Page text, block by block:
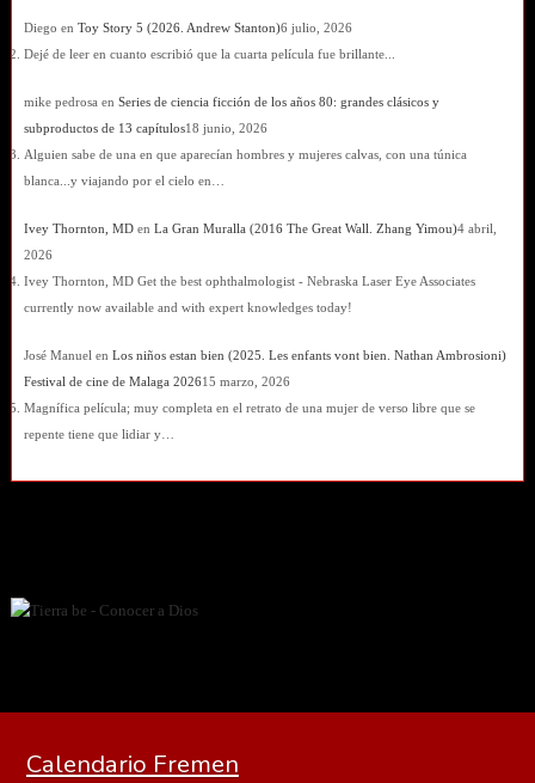
Diego en Toy Story 5 (2026. Andrew Stanton)6 julio, 2026
Dejé de leer en cuanto escribió que la cuarta película fue brillante...
mike pedrosa en Series de ciencia ficción de los años 80: grandes clásicos y
subproductos de 13 capítulos18 junio, 2026
Alguien sabe de una en que aparecían hombres y mujeres calvas, con una túnica
blanca...y viajando por el cielo en…
Ivey Thornton, MDen La Gran Muralla (2016 The Great Wall. Zhang Yimou)4 abril,
2026
Ivey Thornton, MD Get the best ophthalmologist - Nebraska Laser Eye Associates
currently now available and with expert knowledges today!
José Manuel en Los niños estan bien (2025. Les enfants vont bien. Nathan Ambrosioni)
Festival de cine de Malaga 202615 marzo, 2026
Magnífica película; muy completa en el retrato de una mujer de verso libre que se
repente tiene que lidiar y…
Calendario Fremen